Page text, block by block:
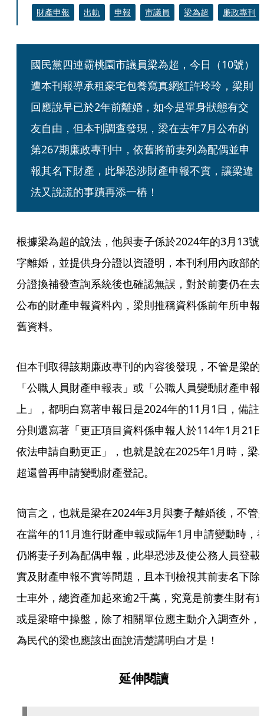
財產申報
出軌 申報 市議員 梁為超 廉政專刊
國民黨四連霸桃園市議員梁為超，今日（10號）
遭本刊報導承租豪宅包養寫真網紅許玲玲，梁則
回應說早已於2年前離婚，如今是單身狀態有交
友自由，但本刊調查發現，梁在去年7月公布的
第267期廉政專刊中，依舊將前妻列為配偶並申
報其名下財產，此舉恐涉財產申報不實，讓梁違
法又說謊的事蹟再添一樁！
根據梁為超的說法，他與妻子係於2024年的3月13號
字離婚，並提供身分證以資證明，本刊利用內政部的
分證換補發查詢系統後也確認無誤，對於前妻仍在去
公布的財產申報資料內，梁則推稱資料係前年所申報
舊資料。
但本刊取得該期廉政專刊的內容後發現，不管是梁的
「公職人員財產申報表」或「公職人員變動財產申報
上」，都明白寫著申報日是2024年的11月1日，備註
分則還寫著「更正項目資料係申報人於114年1月21日
依法申請自動更正」，也就是說在2025年1月時，梁
超還曾再申請變動財產登記。
簡言之，也就是梁在2024年3月與妻子離婚後，不管
在當年的11月進行財產申報或隔年1月申請變動時，
仍將妻子列為配偶申報，此舉恐涉及使公務人員登載
實及財產申報不實等問題，且本刊檢視其前妻名下除
士車外，總資產加起來逾2千萬，究竟是前妻生財有
或是梁暗中操盤，除了相關單位應主動介入調查外，
為民代的梁也應該出面說清楚講明白才是！
延伸閱讀